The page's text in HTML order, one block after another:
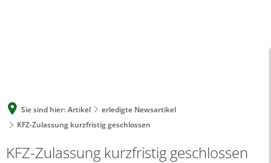
Sie sind hier: Artikel
erledigte Newsartikel
KFZ-Zulassung kurzfristig geschlossen
KFZ-Zulassung kurzfristig geschlossen